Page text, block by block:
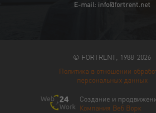
E-mail: info@fortrent.net
© FORTRENT, 1988-2026
Политика в отношении
персональных данных
Создание и
Компания Веб Ворк